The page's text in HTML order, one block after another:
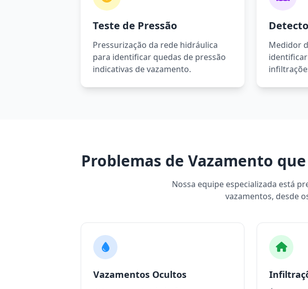
Teste de Pressão
Pressurização da rede hidráulica
para identificar quedas de pressão
indicativas de vazamento.
Medidor
Problemas de Vazamento
Nossa equipe especializada está
vazamentos, desde
Vazamentos Ocultos